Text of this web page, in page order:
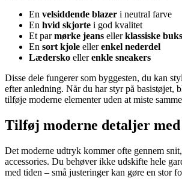
En velsiddende blazer i neutral farve
En hvid skjorte i god kvalitet
Et parmørke jeans ellerklassiske
En sort kjole ellerenkel nederdel
Lædersko ellerenkle sneakers
Disse dele fungerer som byggesten, du kan
efter anledning. Når du har styr på basistøjet,
tilføje moderne elementer uden at miste
Tilføj moderne detaljer med
Det moderne udtryk kommer ofte gennem
accessories. Du behøver ikke udskifte hele
med tiden – små justeringer kan gøre en stor